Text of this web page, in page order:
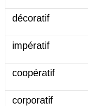
décoratif
impératif
coopératif
corporatif